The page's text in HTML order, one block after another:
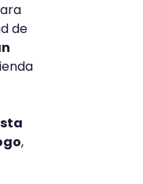
de
,